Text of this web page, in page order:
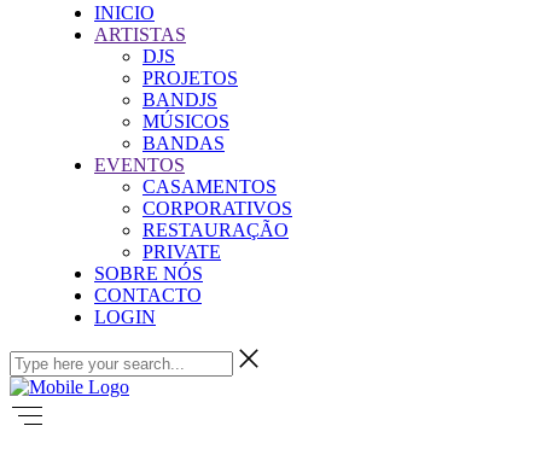
INICIO
ARTISTAS
DJS
PROJETOS
BANDJS
MÚSICOS
BANDAS
EVENTOS
CASAMENTOS
CORPORATIVOS
RESTAURAÇÃO
PRIVATE
SOBRE NÓS
CONTACTO
LOGIN